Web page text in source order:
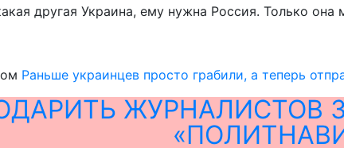
другая Украина, ему нужна Россия. Только
Раньше украинцев просто грабили, а теперь
ЖУРНАЛИСТОВ